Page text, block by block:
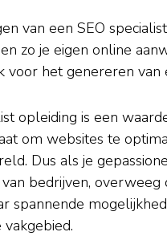
van een SEO
zo je eigen online
voor het genereren van
opleiding is een
om websites te
Dus als je
bedrijven,
spannende